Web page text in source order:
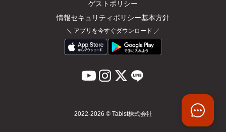
＼ アプリを今すぐダウンロード ／
ゲストポリシー
情報セキュリティポリシー基本方針
2022-2026 © Tabist株式会社